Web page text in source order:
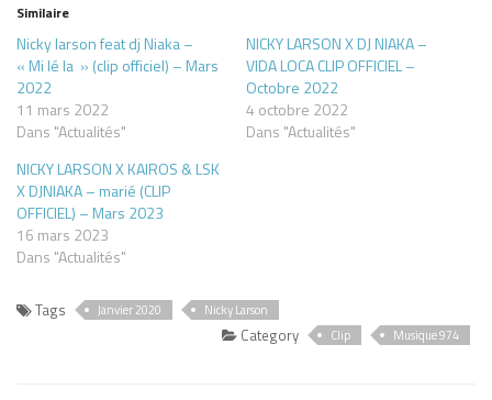
Similaire
Nicky larson feat dj Niaka –
« Mi lé la » (clip officiel) – Mars
2022
11 mars 2022
Dans "Actualités"
NICKY LARSON X DJ NIAKA –
VIDA LOCA CLIP OFFICIEL –
Octobre 2022
4 octobre 2022
Dans "Actualités"
NICKY LARSON X KAIROS & LSK
X DJNIAKA – marié (CLIP
OFFICIEL) – Mars 2023
16 mars 2023
Dans "Actualités"
Tags Janvier 2020 Nicky Larson
Category Clip Musique 974